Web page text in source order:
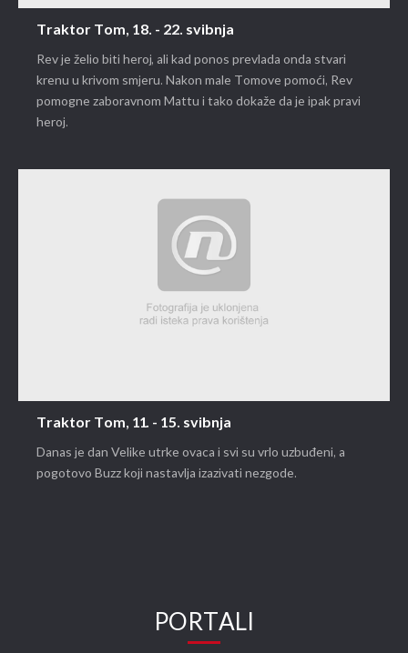
Traktor Tom, 18. - 22. svibnja
Rev je želio biti heroj, ali kad ponos prevlada onda stvari
krenu u krivom smjeru. Nakon male Tomove pomoći, Rev
pomogne zaboravnom Mattu i tako dokaže da je ipak pravi
heroj.
Traktor Tom, 11. - 15. svibnja
Danas je dan Velike utrke ovaca i svi su vrlo uzbuđeni, a
pogotovo Buzz koji nastavlja izazivati nezgode.
PORTALI